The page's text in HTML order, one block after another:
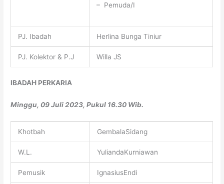
– Pemuda/I
PJ. Ibadah Herlina Bunga Tiniur
PJ. Kolektor & P.J Willa JS
IBADAH PERKARIA
Minggu, 09 Juli 2023, Pukul 16.30 Wib.
Khotbah GembalaSidang
W.L. YuliandaKurniawan
Pemusik IgnasiusEndi